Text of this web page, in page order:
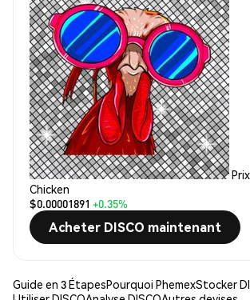
Chicken
$0.00001891 +0.35%
Acheter DISCO maintenant
Guide en 3 ÉtapesPourquoi PhemexStocker